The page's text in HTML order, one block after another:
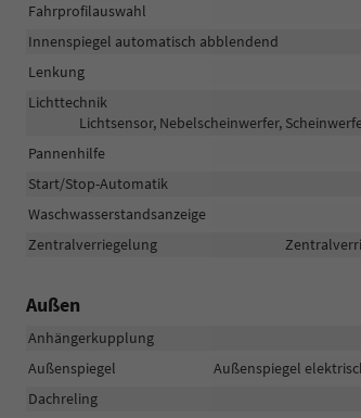
Fahrprofilauswahl
Innenspiegel automatisch abblendend
Lenkung
Lichttechnik
Lichtsensor, Nebelscheinwerfer,
Pannenhilfe
Start/Stop-Automatik
Waschwasserstandsanzeige
Zentralverriegelung
Außen
Anhängerkupplung
Außenspiegel
Außenspiegel
Dachreling